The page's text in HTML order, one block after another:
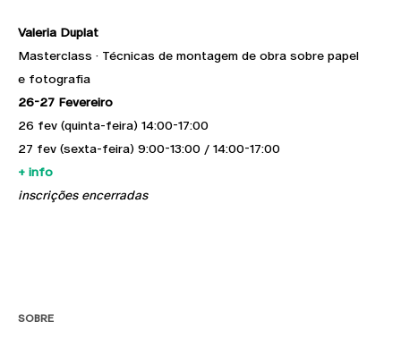
SOBRE
Valeria Duplat
Masterclass · Técnicas de montagem de obra sobre papel
e fotografia
26-27 Fevereiro
26 fev (quinta-feira) 14:00-17:00
27 fev (sexta-feira) 9:00-13:00 / 14:00-17:00
+ info
inscrições encerradas